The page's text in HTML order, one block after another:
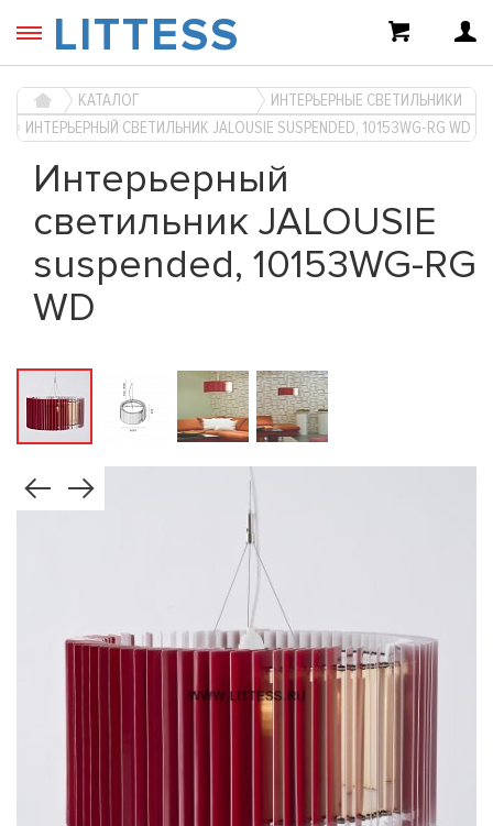
LITTESS
КАТАЛОГ
ИНТЕРЬЕРНЫЕ СВЕТИЛЬНИКИ
ИНТЕРЬЕРНЫЙ СВЕТИЛЬНИК JALOUSIE SUSPENDED, 10153WG-RG WD
Интерьерный
светильник JALOUSIE
suspended, 10153WG-RG
WD